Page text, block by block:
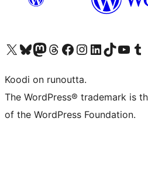
Visit our X (formerly Twitter) account
Visit our Bluesky account
Visit our Mastodon account
Visit our Threads account
Visit our Facebook page
Visit our Instagram account
Visit our LinkedIn account
Visit our TikTok account
Näytä YouTube-
Visit
Koodi on runoutta.
The WordPress® trademark is
of the WordPress Foundation.